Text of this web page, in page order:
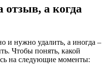
отзыв, а когда
и нужно удалить, а иногда –
Чтобы понять, какой
на следующие моменты: